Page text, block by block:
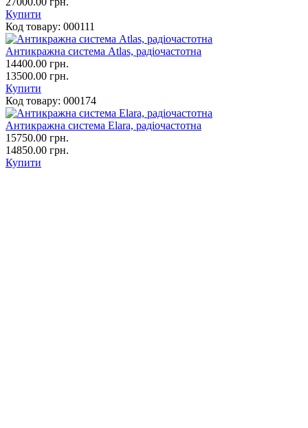
Купити
Код товару: 000111
Антикражна система Atlas, радіочастотна
14400.00 грн.
13500.00 грн.
Купити
Код товару: 000174
Антикражна система Elara, радіочастотна
15750.00 грн.
14850.00 грн.
Купити